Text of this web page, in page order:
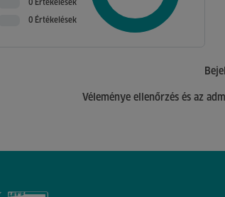
0 Értékelések
0 Értékelések
Véleménye ellenőrzés és az